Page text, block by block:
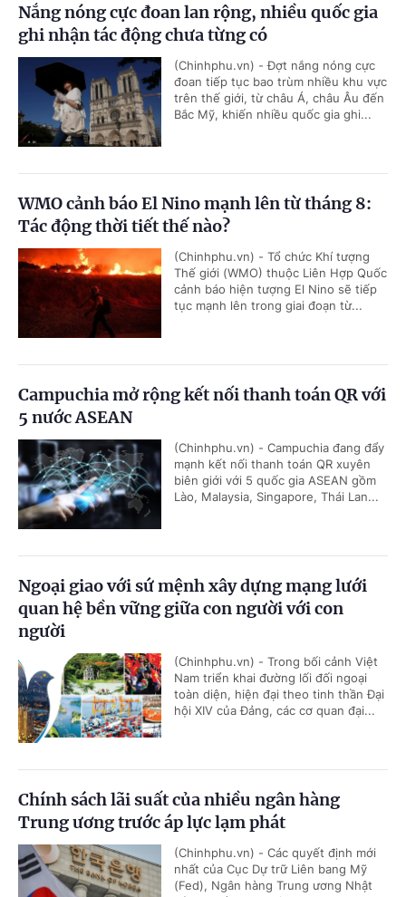
Nắng nóng cực đoan lan rộng, nhiều quốc gia
ghi nhận tác động chưa từng có
(Chinhphu.vn) - Đợt nắng nóng cực
đoan tiếp tục bao trùm nhiều khu vực
trên thế giới, từ châu Á, châu Âu đến
Bắc Mỹ, khiến nhiều quốc gia ghi...
WMO cảnh báo El Nino mạnh lên từ tháng 8:
Tác động thời tiết thế nào?
(Chinhphu.vn) - Tổ chức Khí tượng
Thế giới (WMO) thuộc Liên Hợp Quốc
cảnh báo hiện tượng El Nino sẽ tiếp
tục mạnh lên trong giai đoạn từ...
Campuchia mở rộng kết nối thanh toán QR với
5 nước ASEAN
(Chinhphu.vn) - Campuchia đang đẩy
mạnh kết nối thanh toán QR xuyên
biên giới với 5 quốc gia ASEAN gồm
Lào, Malaysia, Singapore, Thái Lan...
Ngoại giao với sứ mệnh xây dựng mạng lưới
quan hệ bền vững giữa con người với con
người
(Chinhphu.vn) - Trong bối cảnh Việt
Nam triển khai đường lối đối ngoại
toàn diện, hiện đại theo tinh thần Đại
hội XIV của Đảng, các cơ quan đại...
Chính sách lãi suất của nhiều ngân hàng
Trung ương trước áp lực lạm phát
(Chinhphu.vn) - Các quyết định mới
nhất của Cục Dự trữ Liên bang Mỹ
(Fed), Ngân hàng Trung ương Nhật